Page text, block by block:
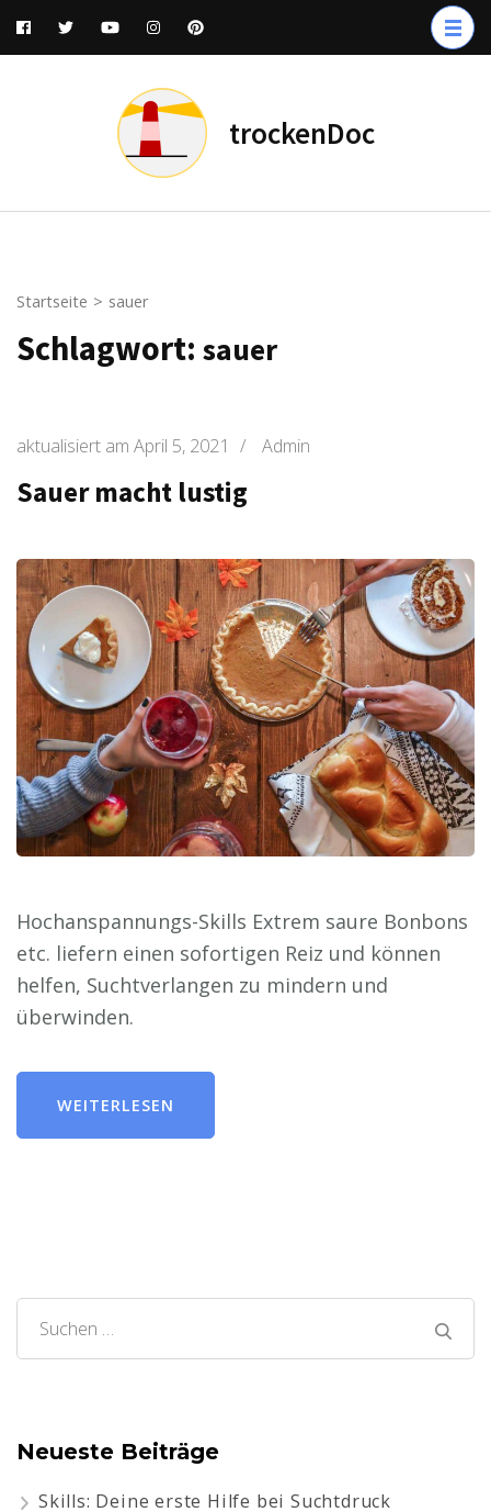
Zum
trockenDoc
Startseite > sauer
Schlagwort: sauer
aktualisiert am April 5, 2021 / Admin
Sauer macht lustig
Hochanspannungs-Skills Extrem saure Bonbons
etc. liefern einen sofortigen Reiz und können
helfen, Suchtverlangen zu mindern und
überwinden.
WEITERLESEN
Suchen
nach:
Neueste Beiträge
Skills: Deine erste Hilfe bei Suchtdruck